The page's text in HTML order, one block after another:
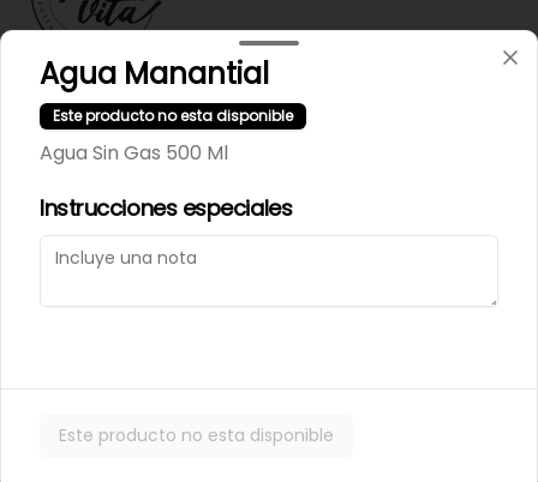
Términos y condiciones
Política de privacidad
Mi cuenta
Iniciar sesión
Agua Manantial
Este producto no esta disponible
Agua Sin Gas 500 Ml
Instrucciones especiales
Este producto no esta disponible